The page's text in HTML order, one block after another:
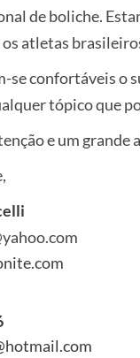
de boliche.
atletas
se confortáveis o
tópico que
e um grande